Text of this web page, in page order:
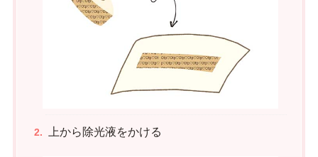
上から除光液をかける